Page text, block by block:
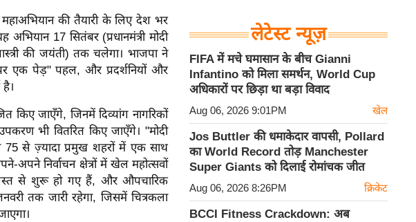
की तैयारी के लिए देश भर
17 सितंबर (प्रधानमंत्री मोदी
की जयंती) तक चलेगा। भाजपा ने
एक पेड़" पहल, और प्रदर्शनियों और
किए जाएँगे, जिनमें दिव्यांग नागरिकों
भी वितरित किए जाएँगे। "मोदी
75 से ज़्यादा प्रमुख शहरों में एक साथ
अपने निर्वाचन क्षेत्रों में खेल महोत्सवों
से शुरू हो गए हैं, और औपचारिक
तक जारी रहेगा, जिसमें चित्रकला
लेटेस्ट न्यूज़
FIFA में मचे घमासान के बीच Gianni
Infantino को मिला समर्थन, World Cup
अधिकारों पर छिड़ा था बड़ा विवाद
Aug 06, 2026 9:01PM खेल
Jos Buttler की धमाकेदार वापसी, Pollard
का World Record तोड़ Manchester
Super Giants को दिलाई रोमांचक जीत
Aug 06, 2026 8:26PM क्रिकेट
BCCI Fitness Crackdown: अब